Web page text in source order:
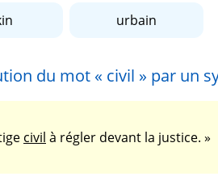
urbain
du mot « civil » par un
civil à régler devant la justice. »